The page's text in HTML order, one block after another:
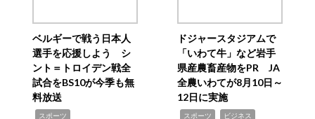
ベルギーで戦う日本人
選手を応援しよう シ
ント＝トロイデン戦全
試合をBS10が今季も無
料放送
スポーツ
ドジャースタジアムで
「いわて牛」など岩手
県産農畜産物をPR JA
全農いわてが8月10日～
12日に実施
スポーツ ビジネス